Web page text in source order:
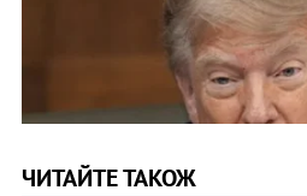
ЧИТАЙТЕ ТАКОЖ